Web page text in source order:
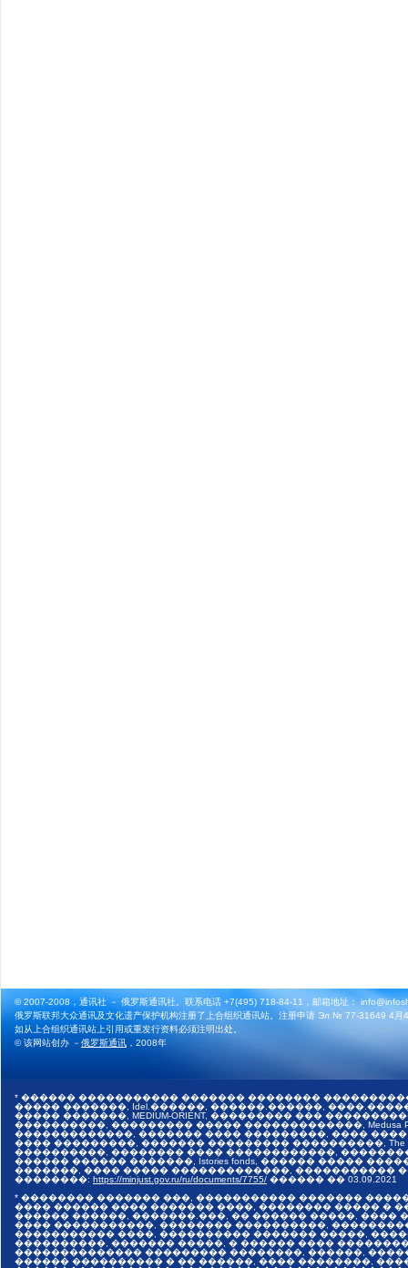
© 2007-2008，通讯社 － 俄罗斯通讯社。联系电话 +7(495) 718-84-11，邮箱地址：
俄罗斯联邦大众通讯及文化遗产保护机构注册了上合组织通讯站。注册申请 Эл № 77-31649 4月
如从上合组织通讯站上引用或重发行资料必须注明出处。
© 该网站创办 －俄罗斯通讯 ，2008年
* ������ ����������� ������� ��������
����� �������, Idel.������, ������.������,
����� �������, MEDIUM-ORIENT, ��������� ���
����������, ��������� ����� �������������, Medusa
�������������, ������� ���� ���������, ����
���� ���������, ������� ��������� ����������,
����������, �������� ���� ������������,
������ ������ �������, Istories fonds, ������ �����
�������, ���� ����� �������������, �����������
��������: https://minjust.gov.ru/ru/documents/7755/ ������ �� 03.09.2021
* �������� ������� ���, ����������� �������
���� ������ ���� ������� ����, �������� ����� �
������ ������, �������.���, �� ������ �����,
���� �����������, �������� ����������,
����������� ����, ���������� ������� �����,
����������, ������� �����, � ������ ����
�������������� ��������� ��������, ������,
������ ���������� � �� ������, ���� ��������,